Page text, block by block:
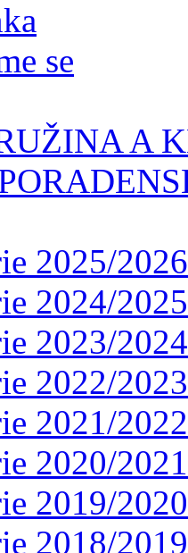
se
A
2025/2026
2024/2025
2023/2024
2022/2023
2021/2022
2020/2021
2019/2020
2018/2019